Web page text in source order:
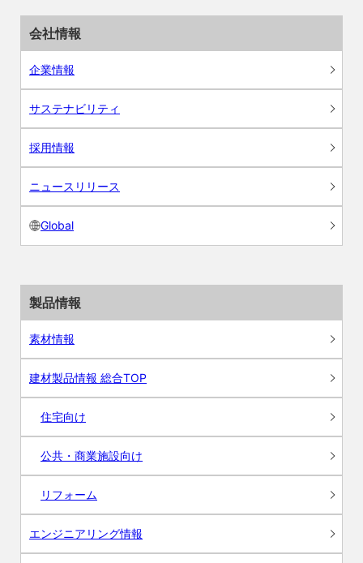
会社情報
企業情報
サステナビリティ
採用情報
ニュースリリース
Global
製品情報
素材情報
建材製品情報 総合TOP
住宅向け
公共・商業施設向け
リフォーム
エンジニアリング情報